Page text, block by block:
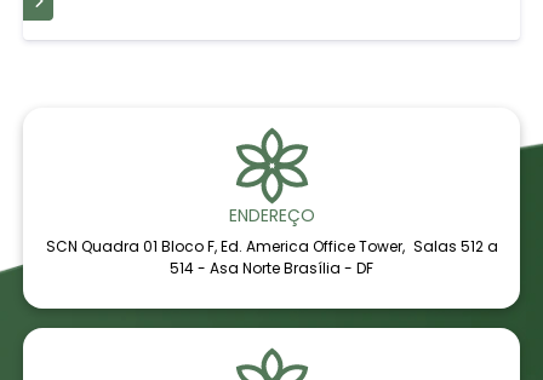
ENDEREÇO
SCN Quadra 01 Bloco F, Ed. America Office Tower, Salas 512 a
514 - Asa Norte Brasília - DF